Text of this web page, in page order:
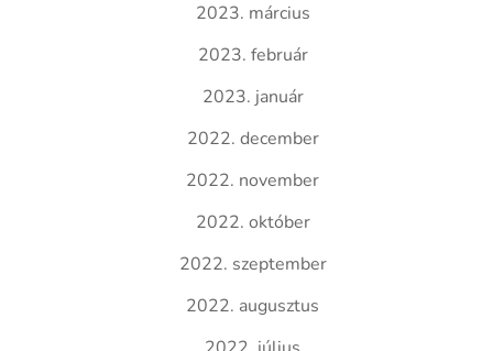
2023. március
2023. február
2023. január
2022. december
2022. november
2022. október
2022. szeptember
2022. augusztus